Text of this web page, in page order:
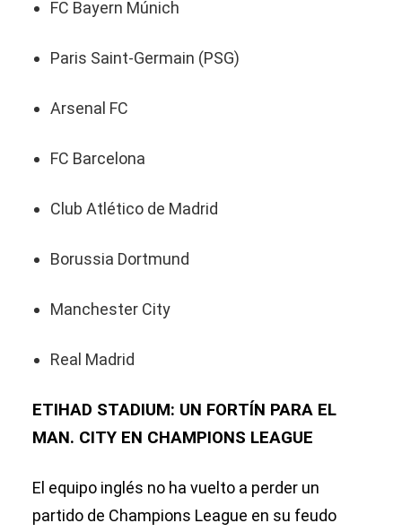
FC Bayern Múnich
Paris Saint-Germain (PSG)
Arsenal FC
FC Barcelona
Club Atlético de Madrid
Borussia Dortmund
Manchester City
Real Madrid
ETIHAD STADIUM: UN FORTÍN PARA EL
MAN. CITY EN CHAMPIONS LEAGUE
El equipo inglés no ha vuelto a perder un
partido de Champions League en su feudo